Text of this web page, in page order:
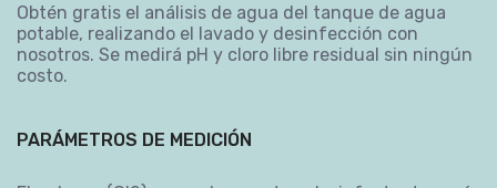
Obtén gratis el análisis de agua del tanque de agua
potable, realizando el lavado y desinfección con
nosotros. Se medirá pH y cloro libre residual sin ningún
costo.
PARÁMETROS DE MEDICIÓN